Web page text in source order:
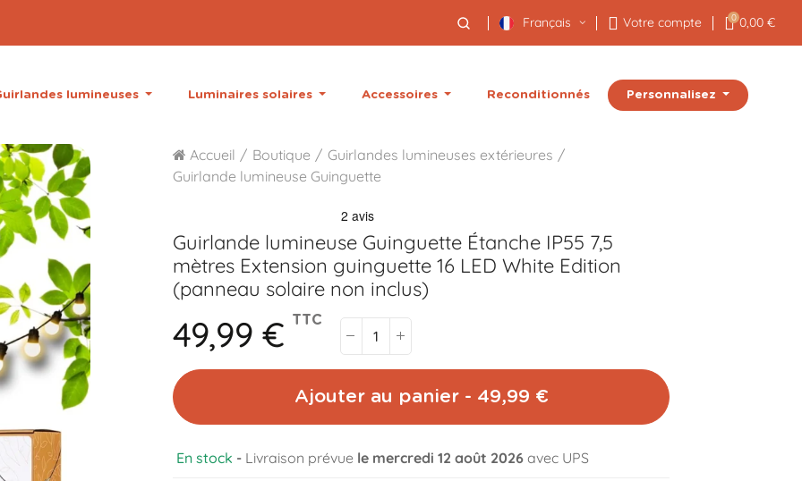
Français Votre compte 0 0,00 €
lumineuses Luminaires solaires Accessoires Reconditionnés Personnalisez
Accueil Boutique
Guirlandes lumineuses extérieures
Guirlande lumineuse Guinguette
Guirlande lumineuse Guinguette Étanche IP55 7,5
mètresExtension guinguette 16 LED White Edition
(panneau solaire non inclus)
49,99 € TTC
Ajouter au panier - 49,99 €
En stock - Livraison prévue le mercredi 12 août 2026 avec UPS